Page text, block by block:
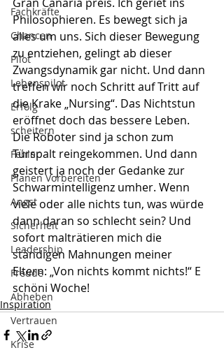
Fachkräfte
Chancen
Pilot
Lebenspilot
Erfolg
scheitern
Fehler
Planen Vorbereiten
Angst
Sicherheit
Leadership
Freude
Abheben
Vertrauen
Krise
Philosophieren. Es bewegt sich ja
alles um uns. Sich dieser Bewegung
zu entziehen, gelingt ab dieser
Zwangsdynamik gar nicht. Und dann
treffen wir noch Schritt auf Tritt auf
die Krake „Nursing“. Das Nichtstun
eröffnet doch das bessere Leben.
Die Roboter sind ja schon zum
Türspalt reingekommen. Und dann
geistert ja noch der Gedanke zur
Schwarmintelligenz umher. Wenn
viele oder alle nichts tun, was würde
dann daran so schlecht sein? Und
sofort malträtieren mich die
ständigen Mahnungen meiner
Eltern: „Von nichts kommt nichts!“ E
schöni Woche!
Inspiration